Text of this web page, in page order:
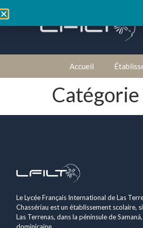
Accueil
Catégorie
Le Lycée Français International de Las
Chassériau est un établissement scolaire,
Las Terrenas, dans la péninsule de